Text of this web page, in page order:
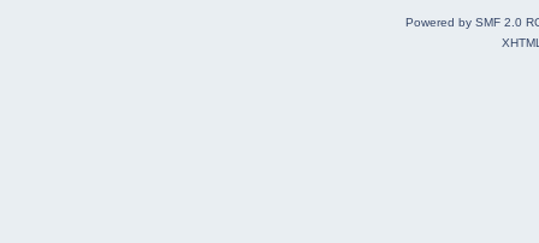
Powered by SMF 2.0